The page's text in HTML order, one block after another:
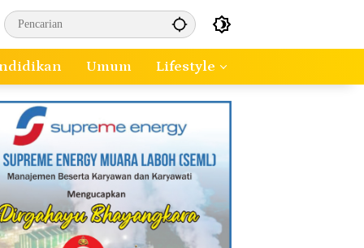
Umum Lifestyle